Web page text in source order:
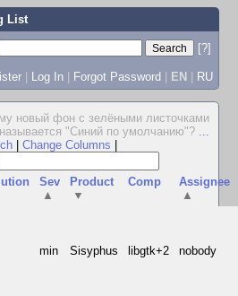
List
[?]
| Log In | Forgot Password | EN | RU
новый фон с зелёными листочками
называется "Синий по умолчанию"? ...
Change Columns
Sev
▲
Product
▼
Comp
Assignee
▲
min Sisyphus libgtk+2 nobody